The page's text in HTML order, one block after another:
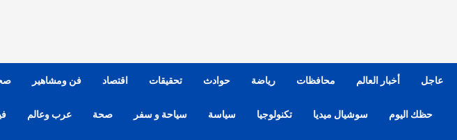
عاجل أخبار العالم محافظات رياضة حوادث تحقيقات اقتصاد فن ومشاهير
حظك اليوم سوشيال ميديا تكنولوجيا سياسة سياحة و سفر صحة عرب وعالم